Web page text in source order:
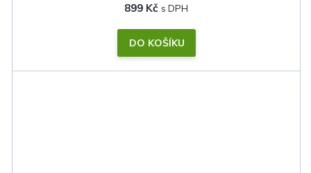
899 Kč
DO KOŠÍKU